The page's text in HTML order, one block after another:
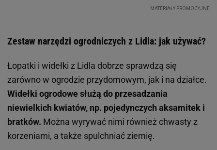
Zestaw narzędzi ogrodniczych z Lidla: jak używać?
Łopatki i widełki z Lidla dobrze sprawdzą się
zarówno w ogrodzie przydomowym, jak i na działce.
Widełki ogrodowe służą do przesadzania
niewielkich kwiatów, np. pojedynczych aksamitek i
bratków. Można wyrywać nimi również chwasty z
korzeniami, a także spulchniać ziemię.